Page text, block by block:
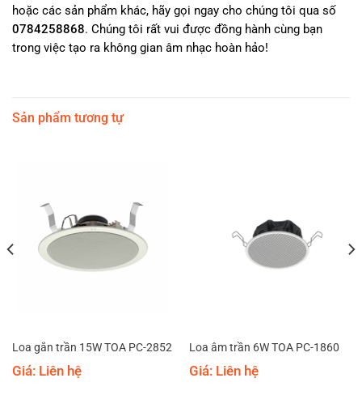
hoặc các sản phẩm khác, hãy gọi ngay cho chúng tôi qua số
0784258868. Chúng tôi rất vui được đồng hành cùng bạn
trong việc tạo ra không gian âm nhạc hoàn hảo!
Sản phẩm tương tự
Loa gắn trần 15W TOA PC-2852
Giá: Liên hệ
Loa âm trần 6W TOA PC-1860
Giá: Liên hệ